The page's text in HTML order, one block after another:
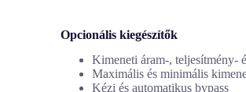
Opcionális kiegészítők
Kimeneti áram-, teljesítmény-
Maximális és minimális
Kézi és automatikus bypass